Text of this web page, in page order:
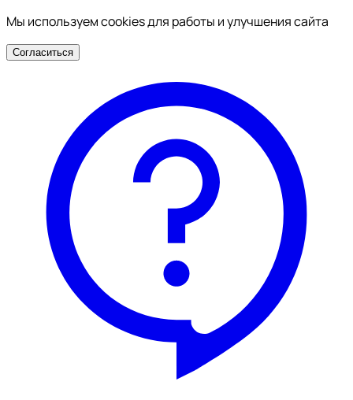
Мы используем cookies для работы и улучшения сайта
Согласиться